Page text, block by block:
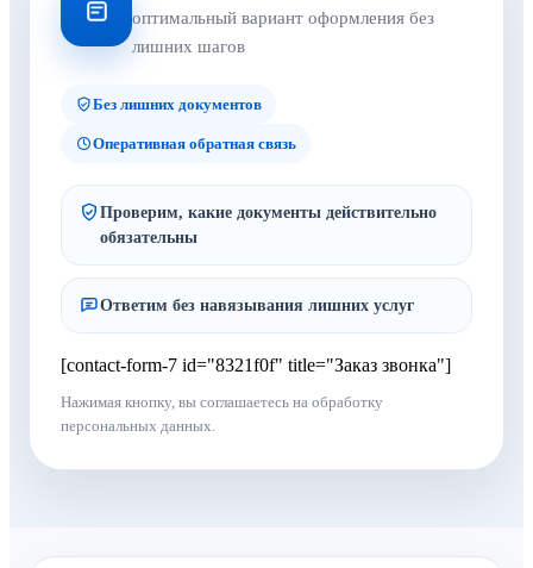
оптимальный вариант оформления без
лишних шагов
Без лишних документов
Оперативная обратная связь
Проверим, какие документы действительно
обязательны
Ответим без навязывания лишних услуг
[contact-form-7 id="8321f0f" title="Заказ звонка"]
Нажимая кнопку, вы соглашаетесь на обработку
персональных данных.